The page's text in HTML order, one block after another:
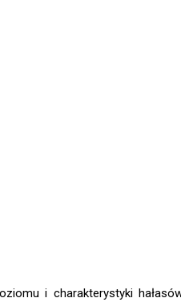
i charakterystyki